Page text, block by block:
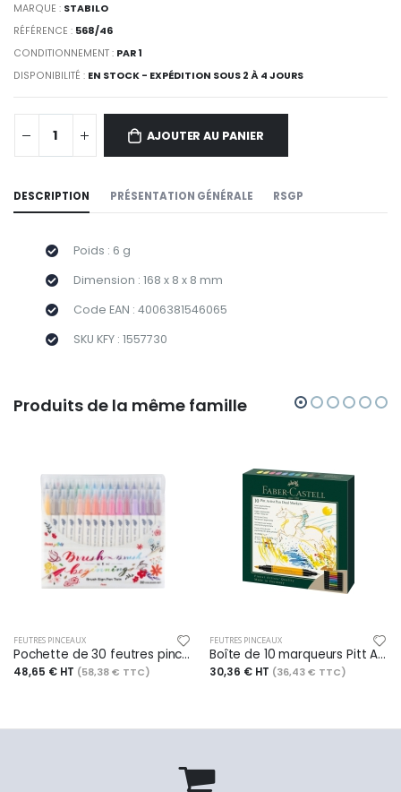
MARQUE : STABILO
RÉFÉRENCE : 568/46
CONDITIONNEMENT : PAR 1
DISPONIBILITÉ : EN STOCK - EXPÉDITION SOUS 2 À 4 JOURS
AJOUTER AU PANIER
DESCRIPTION PRÉSENTATION GÉNÉRALE RSGP
Poids : 6 g
Dimension : 168 x 8 x 8 mm
Code EAN : 4006381546065
SKU KFY : 1557730
Produits de la même famille
FEUTRES PINCEAUX
Pochette de 30 feutres pinceau Brush Sign Pen Twin, bi-pointe, couleurs assorties
48,65 € HT (58,38 € TTC)
FEUTRES PINCEAUX
Boîte de 10 marqueurs Pitt Artist Pen Dual Marker India, double pointe, encres assorties
30,36 € HT (36,43 € TTC)